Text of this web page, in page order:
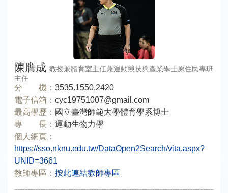
陳膺成 教授兼體育室主任兼運動競技與產業學士原住民專班
主任
分 機： 3535.1550.2420
電子信箱： cyc19751007@gmail.com
最高學歷： 國立臺灣師範大學體育學系博士
專 長： 運動生物力學
個人網頁：
https://sso.nknu.edu.tw/DataOpen2Search/vita.aspx?
UNID=3661
教師專區： 按此連結教師專區